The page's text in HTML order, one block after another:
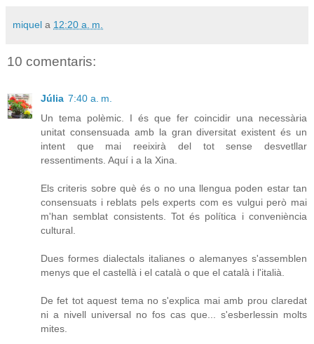
miquel a 12:20 a. m.
10 comentaris:
Júlia 7:40 a. m.
Un tema polèmic. I és que fer coincidir una necessària
unitat consensuada amb la gran diversitat existent és un
intent que mai reeixirà del tot sense desvetllar
ressentiments. Aquí i a la Xina.
Els criteris sobre què és o no una llengua poden estar tan
consensuats i reblats pels experts com es vulgui però mai
m'han semblat consistents. Tot és política i conveniència
cultural.
Dues formes dialectals italianes o alemanyes s'assemblen
menys que el castellà i el català o que el català i l'italià.
De fet tot aquest tema no s'explica mai amb prou claredat
ni a nivell universal no fos cas que... s'esberlessin molts
mites.